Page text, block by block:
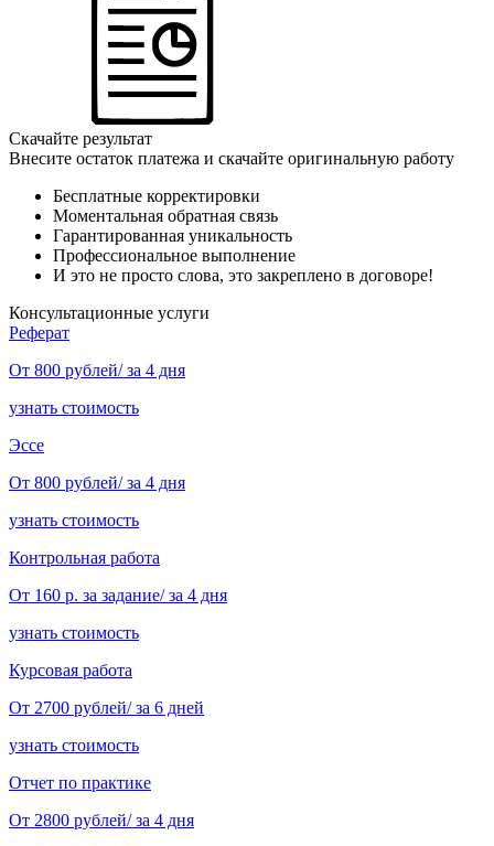
Скачайте результат
Внесите остаток платежа и скачайте оригинальную работу
Бесплатные корректировки
Моментальная обратная связь
Гарантированная уникальность
Профессиональное выполнение
И это не просто слова, это закреплено в договоре!
Консультационные услуги
Реферат
От 800 рублей/ за 4 дня
узнать стоимость
Эссе
От 800 рублей/ за 4 дня
узнать стоимость
Контрольная работа
От 160 р. за задание/ за 4 дня
узнать стоимость
Курсовая работа
От 2700 рублей/ за 6 дней
узнать стоимость
Отчет по практике
От 2800 рублей/ за 4 дня